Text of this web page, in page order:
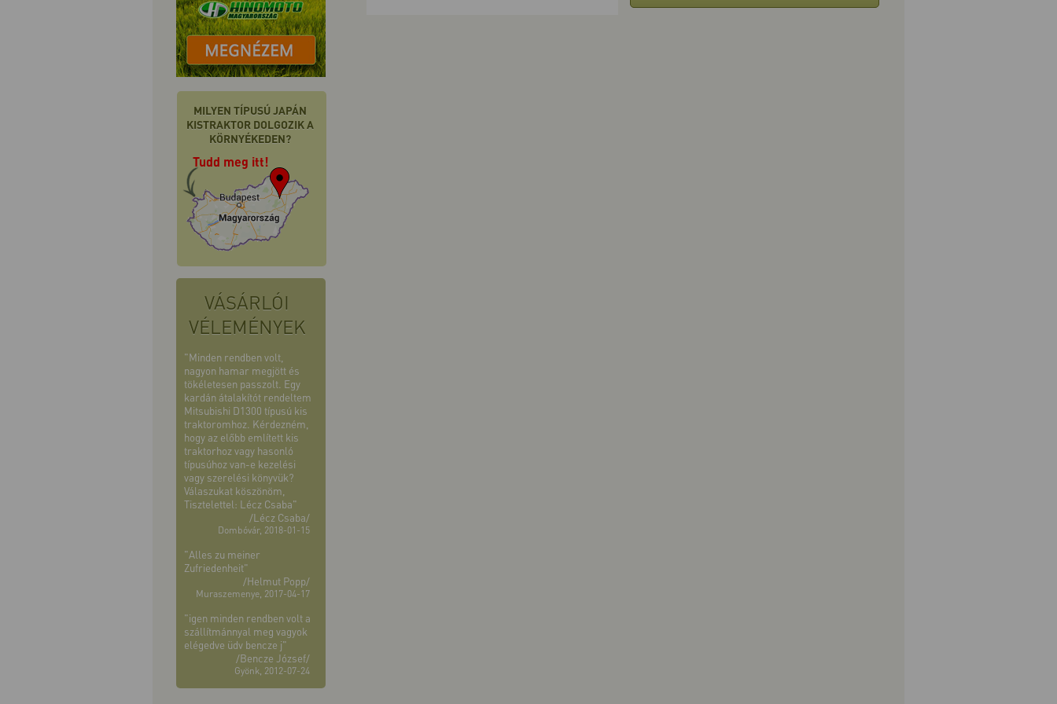
MILYEN TÍPUSÚ JAPÁN
KISTRAKTOR DOLGOZIK A
KÖRNYÉKEDEN?
Tudd meg itt!
VÁSÁRLÓI
VÉLEMÉNYEK
"Minden rendben volt,
nagyon hamar megjött és
tökéletesen passzolt. Egy
kardán átalakítót rendeltem
Mitsubishi D1300 típusú kis
traktoromhoz. Kérdezném,
hogy az előbb említett kis
traktorhoz vagy hasonló
típusúhoz van-e kezelési
vagy szerelési könyvük?
Válaszukat köszönöm,
Tisztelettel: Lécz Csaba"
/Lécz Csaba/
Dombóvár, 2018-01-15
"Alles zu meiner
Zufriedenheit"
/Helmut Popp/
Muraszemenye, 2017-04-17
"igen minden rendben volt a
szállítmánnyal meg vagyok
elégedve üdv bencze j"
/Bencze József/
Gyönk, 2012-07-24